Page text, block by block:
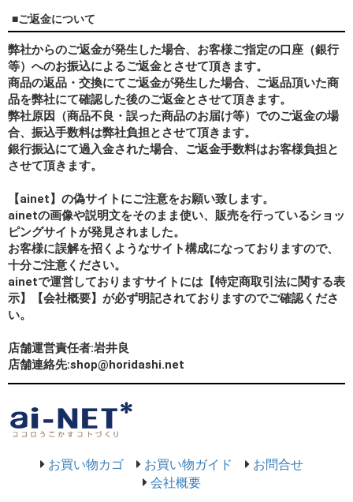
■ご返金について
弊社からのご返金が発生した場合、お客様ご指定の口座（銀行
等）へのお振込によるご返金とさせて頂きます。
商品の返品・交換にてご返金が発生した場合、ご返品頂いた商
品を弊社にて確認した後のご返金とさせて頂きます。
弊社原因（商品不良・誤った商品のお届け等）でのご返金の場
合、振込手数料は弊社負担とさせて頂きます。
銀行振込にて過入金された場合、ご返金手数料はお客様負担と
させて頂きます。
【ainet】の偽サイトにご注意をお願い致します。
ainetの画像や説明文をそのまま使い、販売を行っているショッ
ピングサイトが発見されました。
お客様に誤解を招くようなサイト構成になっておりますので、
十分ご注意ください。
ainetで運営しておりますサイトには【特定商取引法に関する表
示】【会社概要】が必ず明記されておりますのでご確認くださ
い。
店舗運営責任者:岩井良
店舗連絡先:shop@horidashi.net
お買い物カゴ お買い物ガイド
お問合せ
会社概要